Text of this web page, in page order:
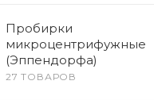
Пробирки
микроцентрифужные
(Эппендорфа)
27 ТОВАРОВ